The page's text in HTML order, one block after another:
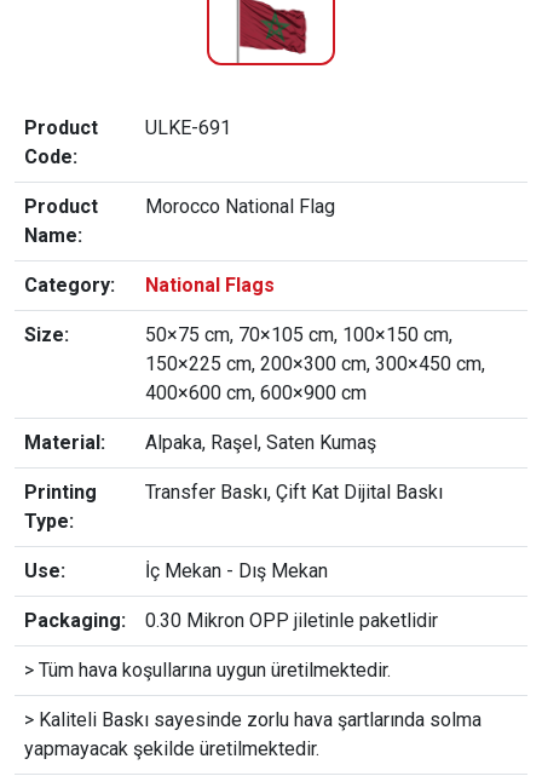
Product
Code:
ULKE-691
Product
Name:
Morocco National Flag
Category: National Flags
Size:
50×75 cm, 70×105 cm, 100×150 cm,
150×225 cm, 200×300 cm, 300×450 cm,
400×600 cm, 600×900 cm
Material: Alpaka, Raşel, Saten Kumaş
Printing
Type:
Transfer Baskı, Çift Kat Dijital Baskı
Use: İç Mekan - Dış Mekan
Packaging: 0.30 Mikron OPP jiletinle paketlidir
> Tüm hava koşullarına uygun üretilmektedir.
> Kaliteli Baskı sayesinde zorlu hava şartlarında solma
yapmayacak şekilde üretilmektedir.